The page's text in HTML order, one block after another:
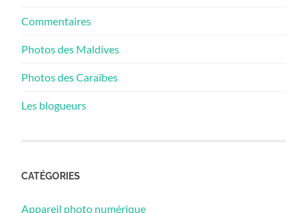
Commentaires
Photos des Maldives
Photos des Caraïbes
Les blogueurs
CATÉGORIES
Appareil photo numérique